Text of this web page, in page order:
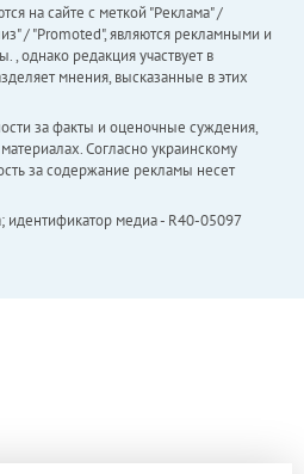
на сайте с меткой "Реклама" /
/ "Promoted", являются рекламными и
, однако редакция участвует в
мнения, высказанные в этих
за факты и оценочные суждения,
Согласно украинскому
за содержание рекламы несет
идентификатор медиа - R40-05097